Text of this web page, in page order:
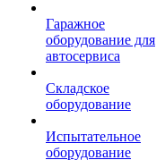
Гаражное
оборудование для
автосервиса
Складское
оборудование
Испытательное
оборудование